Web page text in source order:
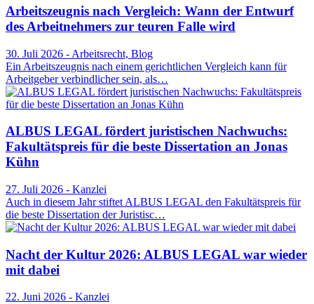
Arbeitszeugnis nach Vergleich: Wann der Entwurf
des Arbeitnehmers zur teuren Falle wird
30. Juli 2026 - Arbeitsrecht, Blog
Ein Arbeitszeugnis nach einem gerichtlichen Vergleich kann für
Arbeitgeber verbindlicher sein, als…
ALBUS LEGAL fördert juristischen Nachwuchs:
Fakultätspreis für die beste Dissertation an Jonas
Kühn
27. Juli 2026 - Kanzlei
Auch in diesem Jahr stiftet ALBUS LEGAL den Fakultätspreis für
die beste Dissertation der Juristisc…
Nacht der Kultur 2026: ALBUS LEGAL war wieder
mit dabei
22. Juni 2026 - Kanzlei